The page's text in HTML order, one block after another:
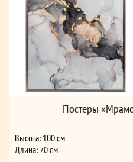
Постеры
Высота: 100 см
Длина: 70 см